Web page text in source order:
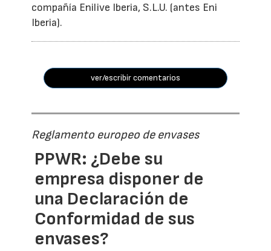
compañía Enilive Iberia, S.L.U. (antes Eni
Iberia).
ver/escribir comentarios
Reglamento europeo de envases
PPWR: ¿Debe su
empresa disponer de
una Declaración de
Conformidad de sus
envases?